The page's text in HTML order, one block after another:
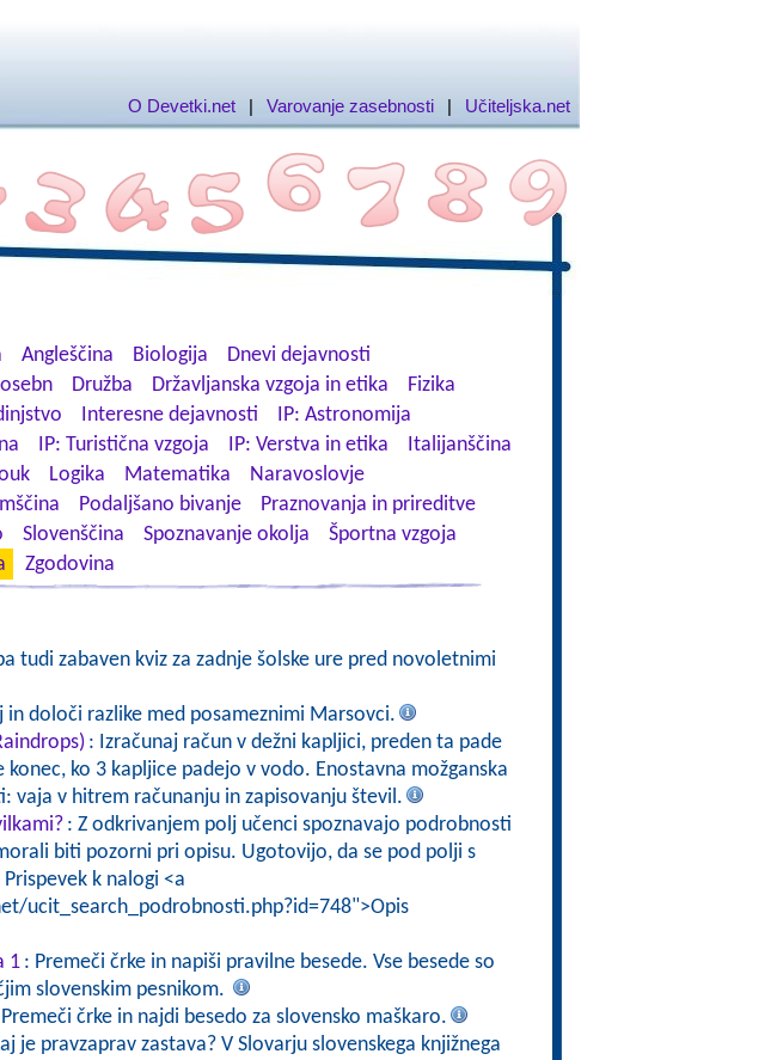
O Devetki.net | Varovanje zasebnosti | Učiteljska.net
Angleščina Biologija
Dnevi dejavnosti
Družba Državljanska vzgoja in etika
Fizika
Interesne dejavnosti
IP: Astronomija
IP: Turistična vzgoja IP: Verstva in etika
Italijanščina
Logika Matematika
Naravoslovje
Podaljšano bivanje
Praznovanja in prireditve
Slovenščina Spoznavanje okolja
Športna vzgoja
Zgodovina
tudi zabaven kviz za zadnje šolske ure pred novoletnimi
in določi razlike med posameznimi Marsovci.
: Izračunaj račun v dežni kapljici, preden ta pade
ko 3 kapljice padejo v vodo. Enostavna možganska
vaja v hitrem računanju in zapisovanju števil.
: Z odkrivanjem polj učenci spoznavajo podrobnosti
biti pozorni pri opisu. Ugotovijo, da se pod polji s
k nalogi <a
ucit_search_podrobnosti.php?id=748">Opis
1 : Premeči črke in napiši pravilne besede. Vse besede so
slovenskim pesnikom.
črke in najdi besedo za slovensko maškaro.
je pravzaprav zastava? V Slovarju slovenskega knjižnega